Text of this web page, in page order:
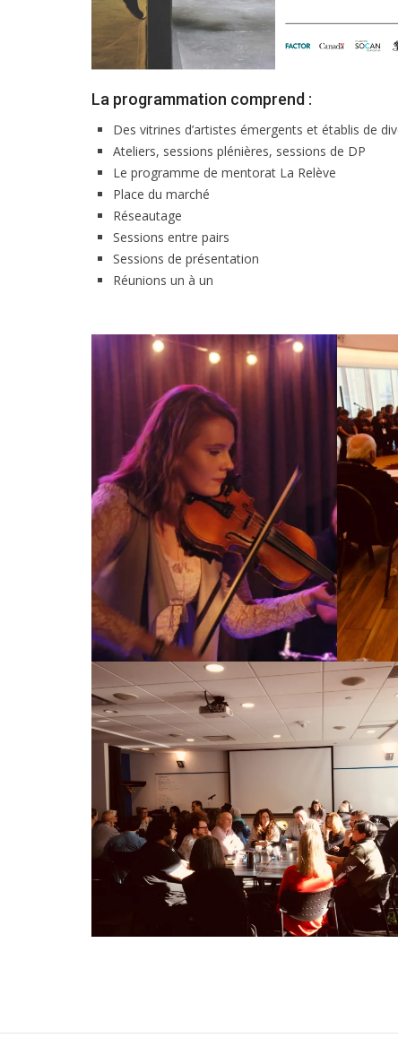
La programmation comprend :
Des vitrines d’artistes émergents et établis de
Ateliers, sessions plénières, sessions de DP
Le programme de mentorat La Relève
Place du marché
Réseautage
Sessions entre pairs
Sessions de présentation
Réunions un à un